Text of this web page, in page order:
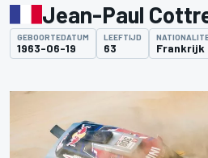
Jean-Paul
GEBOORTEDATUM
1963-06-19
LEEFTIJD
63 Frankrijk